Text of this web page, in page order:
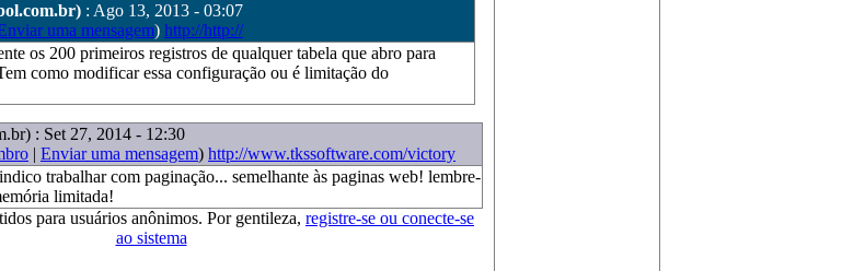
: Ago 13, 2013 - 03:07
uma mensagem) http://http://
os 200 primeiros registros de qualquer tabela que abro para
como modificar essa configuração ou é limitação do
: Set 27, 2014 - 12:30
| Enviar uma mensagem) http://www.tkssoftware.com/victory
trabalhar com paginação... semelhante às paginas web! lembre-
limitada!
para usuários anônimos. Por gentileza, registre-se ou conecte-se
ao sistema